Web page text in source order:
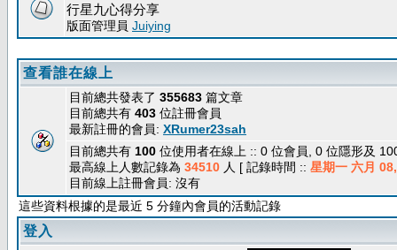
行星九心得分享
版面管理員 Juiying
查看誰在線上
目前總共發表了 355683 篇文章
目前總共有 403 位註冊會員
最新註冊的會員: XRumer23sah
目前總共有 100 位使用者在線上 :: 0 位會員, 0 位隱形及
最高線上人數記錄為 34510 人 [ 記錄時間 :: 星期一 六月
目前線上註冊會員: 沒有
這些資料根據的是最近 5 分鐘內會員的活動記錄
登入